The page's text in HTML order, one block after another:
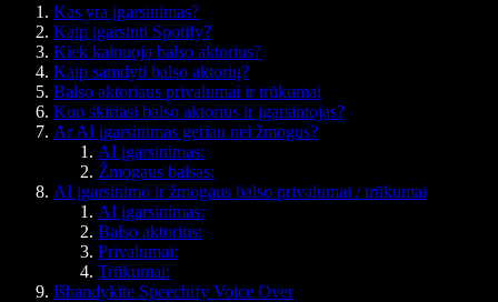
Kas yra įgarsinimas?
Kaip įgarsinti Spotify?
Kiek kainuoja balso aktorius?
Kaip samdyti balso aktorių?
Balso aktoriaus privalumai ir trūkumai
Kuo skiriasi balso aktorius ir įgarsintojas?
Ar AI įgarsinimas geriau nei žmogus?
AI įgarsinimas:
Žmogaus balsas:
AI įgarsinimo ir žmogaus balso privalumai / trūkumai
AI įgarsinimas:
Balso aktorius:
Privalumai:
Trūkumai:
Išbandykite Speechify Voice Over